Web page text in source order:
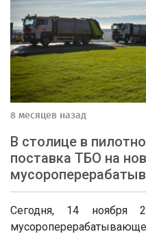
8 месяцев назад
В столице в
поставка ТБО на
Сегодня, 14 ноября